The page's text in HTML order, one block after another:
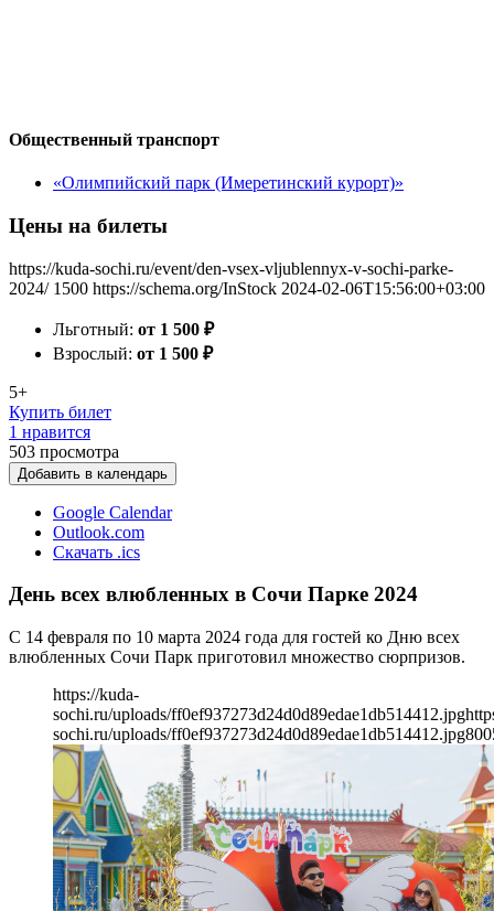
Общественный транспорт
«Олимпийский парк (Имеретинский курорт)»
Цены на билеты
https://kuda-sochi.ru/event/den-vsex-vljublennyx-v-sochi-parke-
2024/ 1500 https://schema.org/InStock 2024-02-06T15:56:00+03:00
Льготный: от 1 500 ₽
Взрослый: от 1 500 ₽
5+
Купить билет
1 нравится
503 просмотра
Добавить в календарь
Google Calendar
Outlook.com
Скачать .ics
День всех влюбленных в Сочи Парке 2024
С 14 февраля по 10 марта 2024 года для гостей ко Дню всех
влюбленных Сочи Парк приготовил множество сюрпризов.
https://kuda-
sochi.ru/uploads/ff0ef937273d24d0d89edae1db514412.jpg
sochi.ru/uploads/ff0ef937273d24d0d89edae1db514412.jpg800